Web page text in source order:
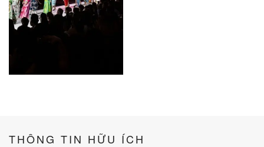
THÔNG TIN HỮU ÍCH